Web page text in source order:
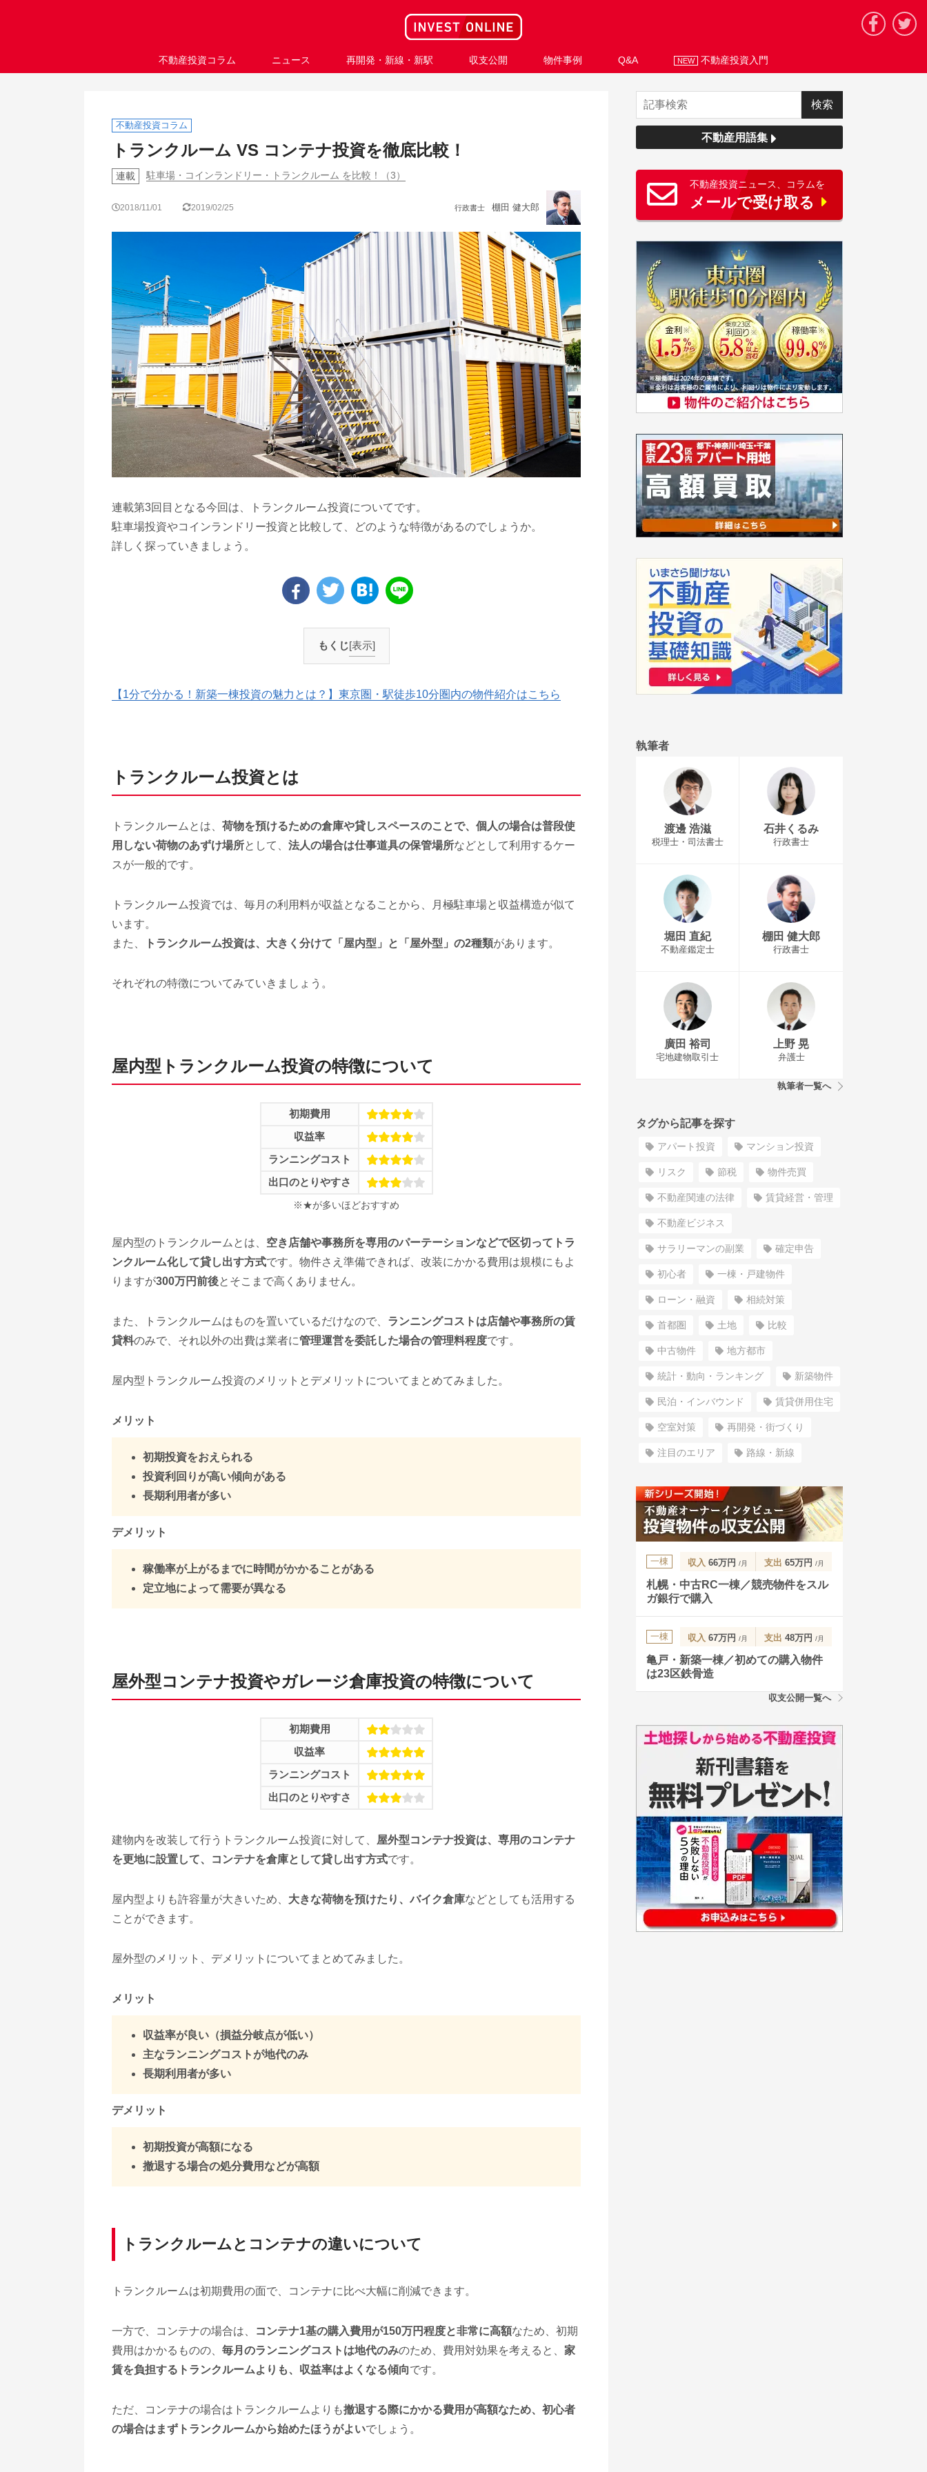
不動産投資コラム ニュース 再開発・新線・新駅 収支公開 物件事例 Q&A NEW 不動産投資入門
不動産投資コラム
トランクルーム VS コンテナ投資を徹底比較！
連載 駐車場・コインランドリー・トランクルーム を比較！（3）
2018/11/01 2019/02/25 行政書士 棚田 健大郎
連載第3回目となる今回は、トランクルーム投資についてです。
駐車場投資やコインランドリー投資と比較して、どのような特徴があるのでしょうか。
詳しく探っていきましょう。
もくじ[表示]
【1分で分かる！新築一棟投資の魅力とは？】東京圏・駅徒歩10分圏内の物件紹介はこちら
トランクルーム投資とは
トランクルームとは、 荷物を預けるための倉庫や貸しスペースのことで、個人の場合は普段使
用しない荷物のあずけ場所として、 法人の場合は仕事道具の保管場所などとして利用するケー
スが一般的です。
トランクルーム投資では、毎月の利用料が収益となることから、月極駐車場と収益構造が似て
います。
また、
トランクルーム投資は、大きく分けて「屋内型」と「屋外型」の2種類があります。
それぞれの特徴についてみていきましょう。
屋内型トランクルーム投資の特徴について
初期費用
収益率
ランニングコスト
出口のとりやすさ
※★が多いほどおすすめ
屋内型のトランクルームとは、 空き店舗や事務所を専用のパーテーションなどで区切ってトラ
ンクルーム化して貸し出す方式です。物件さえ準備できれば、改装にかかる費用は規模にもよ
りますが300万円前後とそこまで高くありません。
また、トランクルームはものを置いているだけなので、 ランニングコストは店舗や事務所の賃
貸料のみで、それ以外の出費は業者に管理運営を委託した場合の管理料程度です。
屋内型トランクルーム投資のメリットとデメリットについてまとめてみました。
メリット
初期投資をおえられる
投資利回りが高い傾向がある
長期利用者が多い
デメリット
稼働率が上がるまでに時間がかかることがある
定立地によって需要が異なる
屋外型コンテナ投資やガレージ倉庫投資の特徴について
初期費用
収益率
ランニングコスト
出口のとりやすさ
建物内を改装して行うトランクルーム投資に対して、 屋外型コンテナ投資は、専用のコンテナ
を更地に設置して、コンテナを倉庫として貸し出す方式です。
屋内型よりも許容量が大きいため、 大きな荷物を預けたり、バイク倉庫などとしても活用する
ことができます。
屋外型のメリット、デメリットについてまとめてみました。
メリット
収益率が良い（損益分岐点が低い）
主なランニングコストが地代のみ
長期利用者が多い
デメリット
初期投資が高額になる
撤退する場合の処分費用などが高額
トランクルームとコンテナの違いについて
トランクルームは初期費用の面で、コンテナに比べ大幅に削減できます。
一方で、コンテナの場合は、 コンテナ1基の購入費用が150万円程度と非常に高額なため、初期
費用はかかるものの、 毎月のランニングコストは地代のみのため、費用対効果を考えると、 家
賃を負担するトランクルームよりも、収益率はよくなる傾向です。
ただ、コンテナの場合はトランクルームよりも撤退する際にかかる費用が高額なため、初心者
の場合はまずトランクルームから始めたほうがよいでしょう。
不動産用語集
不動産投資ニュース、コラムを
メールで受け取る
執筆者
渡邊 浩滋
税理士・司法書士
石井くるみ
行政書士
堀田 直紀
不動産鑑定士
棚田 健大郎
行政書士
廣田 裕司
宅地建物取引士
上野 晃
弁護士
執筆者一覧へ
タグから記事を探す
アパート投資 マンション投資
リスク 節税 物件売買
不動産関連の法律 賃貸経営・管理
不動産ビジネス
サラリーマンの副業 確定申告
初心者 一棟・戸建物件
ローン・融資 相続対策
首都圏 土地 比較
中古物件 地方都市
統計・動向・ランキング 新築物件
民泊・インバウンド 賃貸併用住宅
空室対策 再開発・街づくり
注目のエリア 路線・新線
一棟 収入 66万円 /月 支出 65万円 /月
札幌・中古RC一棟／競売物件をスル
ガ銀行で購入
一棟 収入 67万円 /月 支出 48万円 /月
亀戸・新築一棟／初めての購入物件
は23区鉄骨造
収支公開一覧へ